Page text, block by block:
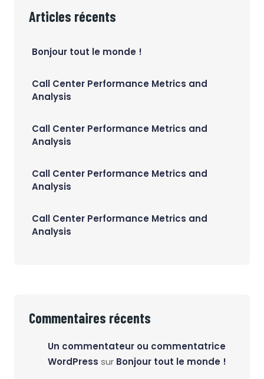
Articles récents
Bonjour tout le monde !
Call Center Performance Metrics and
Analysis
Call Center Performance Metrics and
Analysis
Call Center Performance Metrics and
Analysis
Call Center Performance Metrics and
Analysis
Commentaires récents
Un commentateur ou commentatrice
WordPress sur Bonjour tout le monde !